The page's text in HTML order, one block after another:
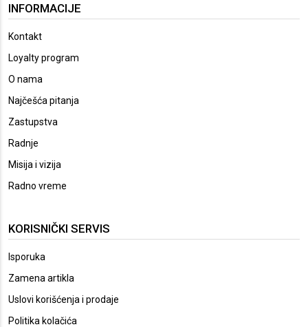
INFORMACIJE
Kontakt
Loyalty program
O nama
Najčešća pitanja
Zastupstva
Radnje
Misija i vizija
Radno vreme
KORISNIČKI SERVIS
Isporuka
Zamena artikla
Uslovi korišćenja i prodaje
Politika kolačića